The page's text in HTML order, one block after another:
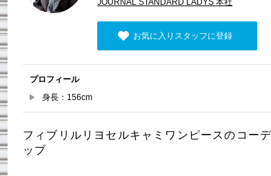
JOURNAL STANDARD LADYS 本社
お気に入りスタッフに登録
プロフィール
身長：156cm
フィブリルリヨセルキャミワンピースのコー
ップ